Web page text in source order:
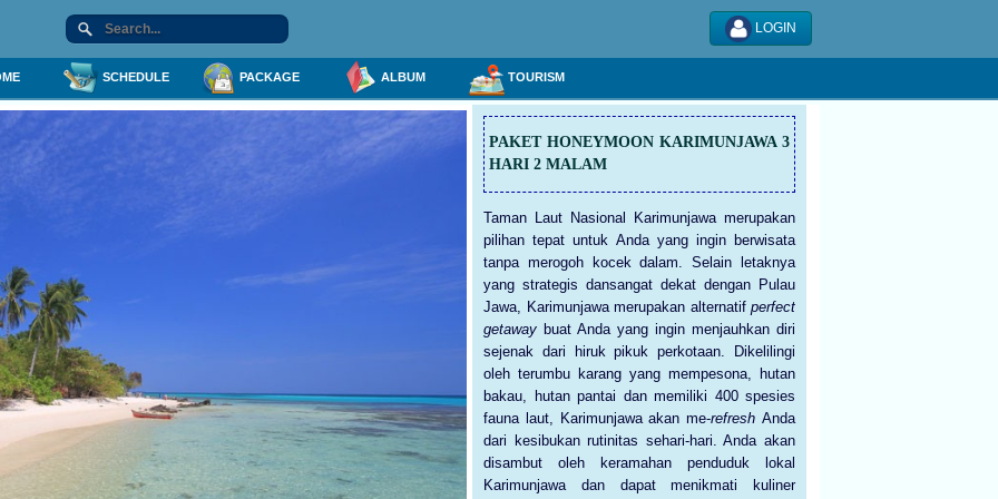
LOGIN
SCHEDULE PACKAGE ALBUM TOURISM
PAKET HONEYMOON KARIMUNJAWA 3
HARI 2 MALAM
Taman Laut Nasional Karimunjawa merupakan
pilihan tepat untuk Anda yang ingin berwisata
tanpa merogoh kocek dalam. Selain letaknya
yang strategis dansangat dekat dengan Pulau
Jawa, Karimunjawa merupakan alternatif perfect
getaway buat Anda yang ingin menjauhkan diri
sejenak dari hiruk pikuk perkotaan. Dikelilingi
oleh terumbu karang yang mempesona, hutan
bakau, hutan pantai dan memiliki 400 spesies
fauna laut, Karimunjawa akan me-refreshAnda
dari kesibukan rutinitas sehari-hari. Anda akan
disambut oleh keramahan penduduk lokal
Karimunjawa dan dapat menikmati kuliner